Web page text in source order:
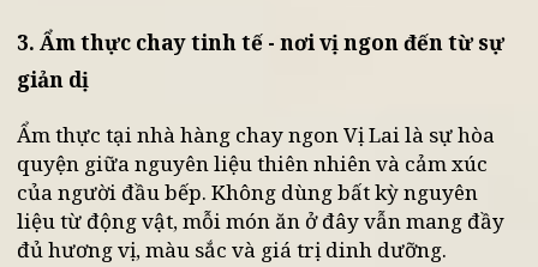
3. Ẩm thực chay tinh tế - nơi vị ngon đến từ sự
giản dị